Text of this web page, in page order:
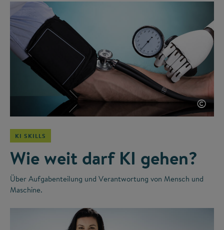
©
KI SKILLS
Wie weit darf KI gehen?
Über Aufgabenteilung und Verantwortung von Mensch und
Maschine.